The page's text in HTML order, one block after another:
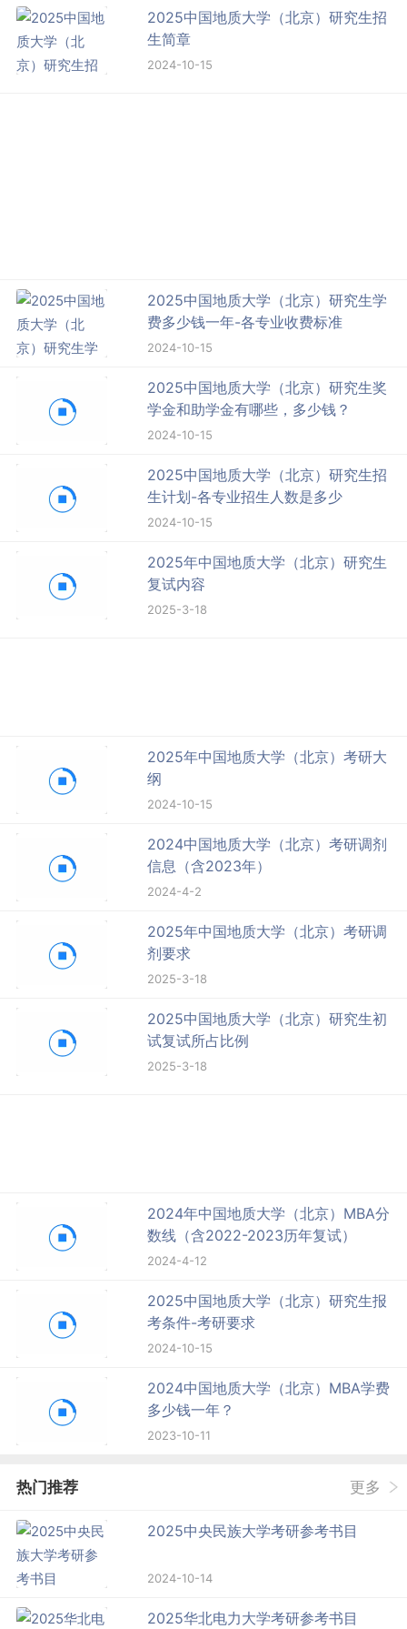
2025中国地质大学（北京）研究生招
生简章
2024-10-15
2025中国地质大学（北京）研究生学
费多少钱一年-各专业收费标准
2024-10-15
2025中国地质大学（北京）研究生奖
学金和助学金有哪些，多少钱？
2024-10-15
2025中国地质大学（北京）研究生招
生计划-各专业招生人数是多少
2024-10-15
2025年中国地质大学（北京）研究生
复试内容
2025-3-18
2025年中国地质大学（北京）考研大
纲
2024-10-15
2024中国地质大学（北京）考研调剂
信息（含2023年）
2024-4-2
2025年中国地质大学（北京）考研调
剂要求
2025-3-18
2025中国地质大学（北京）研究生初
试复试所占比例
2025-3-18
2024年中国地质大学（北京）MBA分
数线（含2022-2023历年复试）
2024-4-12
2025中国地质大学（北京）研究生报
考条件-考研要求
2024-10-15
2024中国地质大学（北京）MBA学费
多少钱一年？
2023-10-11
热门推荐 更多
2025中央民族大学考研参考书目
2024-10-14
2025华北电力大学考研参考书目